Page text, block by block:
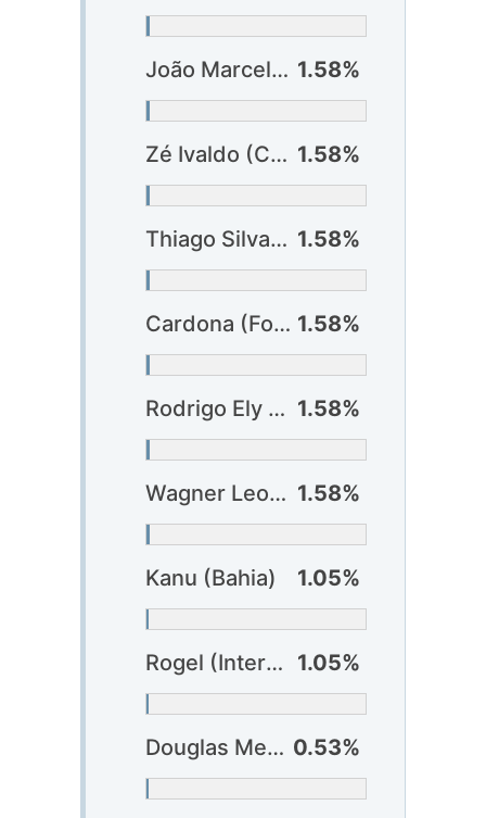
João Marcelo (Cruzeiro) 1.58%
Zé Ivaldo (Cruzeiro) 1.58%
Thiago Silva (Fluminense) 1.58%
Cardona (Fortaleza) 1.58%
Rodrigo Ely (Grêmio) 1.58%
Wagner Leonardo (Vitória) 1.58%
Kanu (Bahia) 1.05%
Rogel (Internacional) 1.05%
Douglas Mendes (Bragantino) 0.53%